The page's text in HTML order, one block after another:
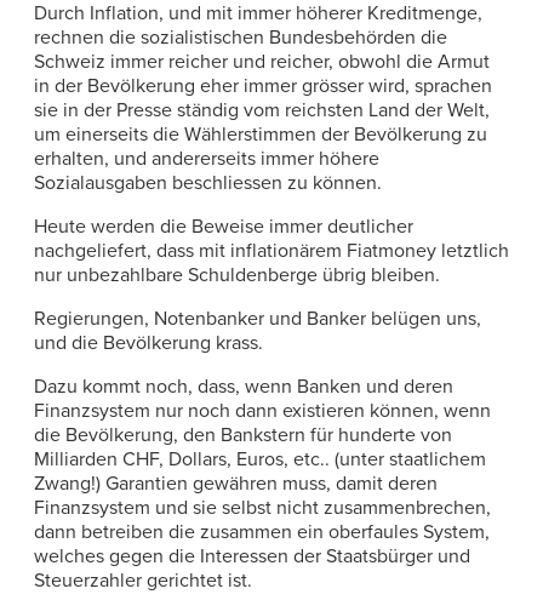
Durch Inflation, und mit immer höherer Kreditmenge,
rechnen die sozialistischen Bundesbehörden die
Schweiz immer reicher und reicher, obwohl die Armut
in der Bevölkerung eher immer grösser wird, sprachen
sie in der Presse ständig vom reichsten Land der Welt,
um einerseits die Wählerstimmen der Bevölkerung zu
erhalten, und andererseits immer höhere
Sozialausgaben beschliessen zu können.
Heute werden die Beweise immer deutlicher
nachgeliefert, dass mit inflationärem Fiatmoney letztlich
nur unbezahlbare Schuldenberge übrig bleiben.
Regierungen, Notenbanker und Banker belügen uns,
und die Bevölkerung krass.
Dazu kommt noch, dass, wenn Banken und deren
Finanzsystem nur noch dann existieren können, wenn
die Bevölkerung, den Bankstern für hunderte von
Milliarden CHF, Dollars, Euros, etc.. (unter staatlichem
Zwang!) Garantien gewähren muss, damit deren
Finanzsystem und sie selbst nicht zusammenbrechen,
dann betreiben die zusammen ein oberfaules System,
welches gegen die Interessen der Staatsbürger und
Steuerzahler gerichtet ist.